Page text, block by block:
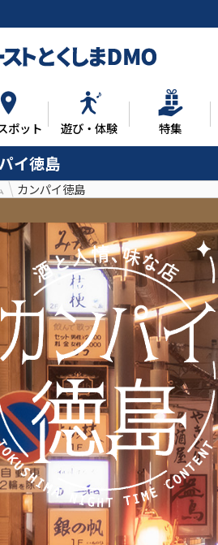
ポット 遊び・体験 特集
イ徳島
カンパイ徳島